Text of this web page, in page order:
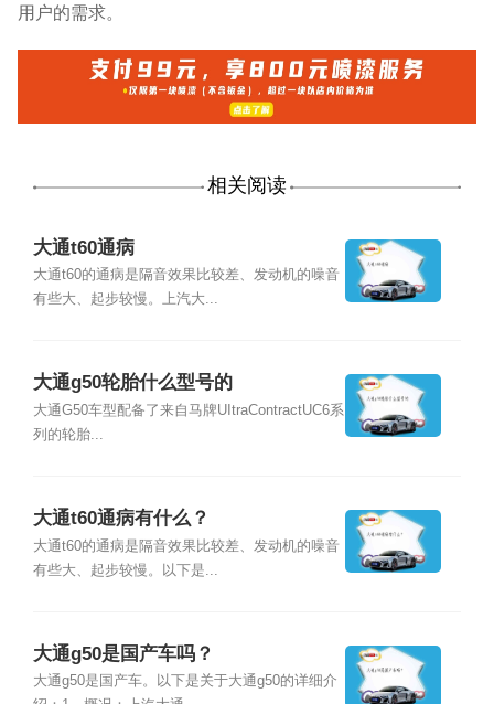
用户的需求。
相关阅读
大通t60通病
大通t60的通病是隔音效果比较差、发动机的噪音
有些大、起步较慢。上汽大...
大通g50轮胎什么型号的
大通G50车型配备了来自马牌UItraContractUC6系
列的轮胎...
大通t60通病有什么？
大通t60的通病是隔音效果比较差、发动机的噪音
有些大、起步较慢。以下是...
大通g50是国产车吗？
大通g50是国产车。以下是关于大通g50的详细介